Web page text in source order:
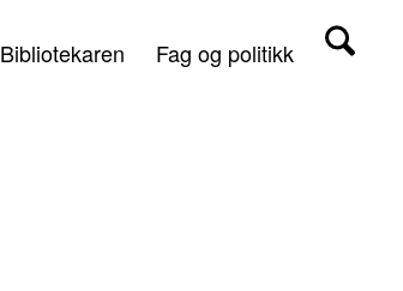
Bibliotekaren Fag og politikk